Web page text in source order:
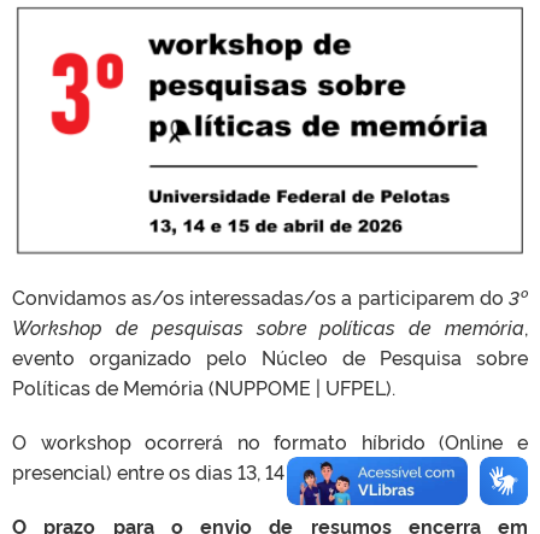
Convidamos as/os interessadas/os a participarem do 3º
Workshop de pesquisas sobre políticas de memória,
evento organizado pelo Núcleo de Pesquisa sobre
Políticas de Memória (NUPPOME | UFPEL).
O workshop ocorrerá no formato híbrido (Online e
presencial) entre os dias 13, 14 e 15/04/2026.
O prazo para o envio de resumos encerra em